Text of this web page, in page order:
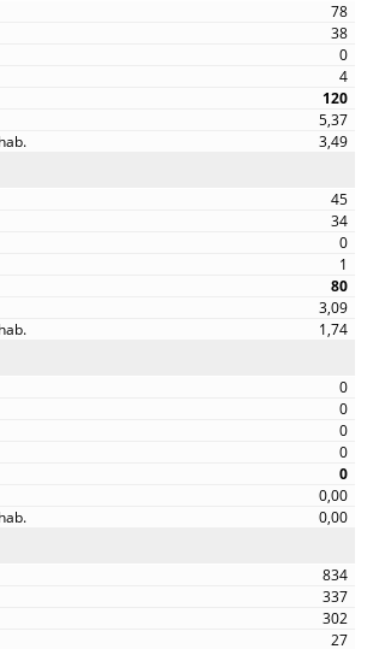
78
38
0
4
120
5,37
3,49
45
34
0
1
80
3,09
1,74
0
0
0
0
0
0,00
0,00
834
337
302
27